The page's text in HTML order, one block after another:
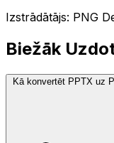
Izstrādātājs: PNG
Biežāk
Kā konvertēt PPTX uz